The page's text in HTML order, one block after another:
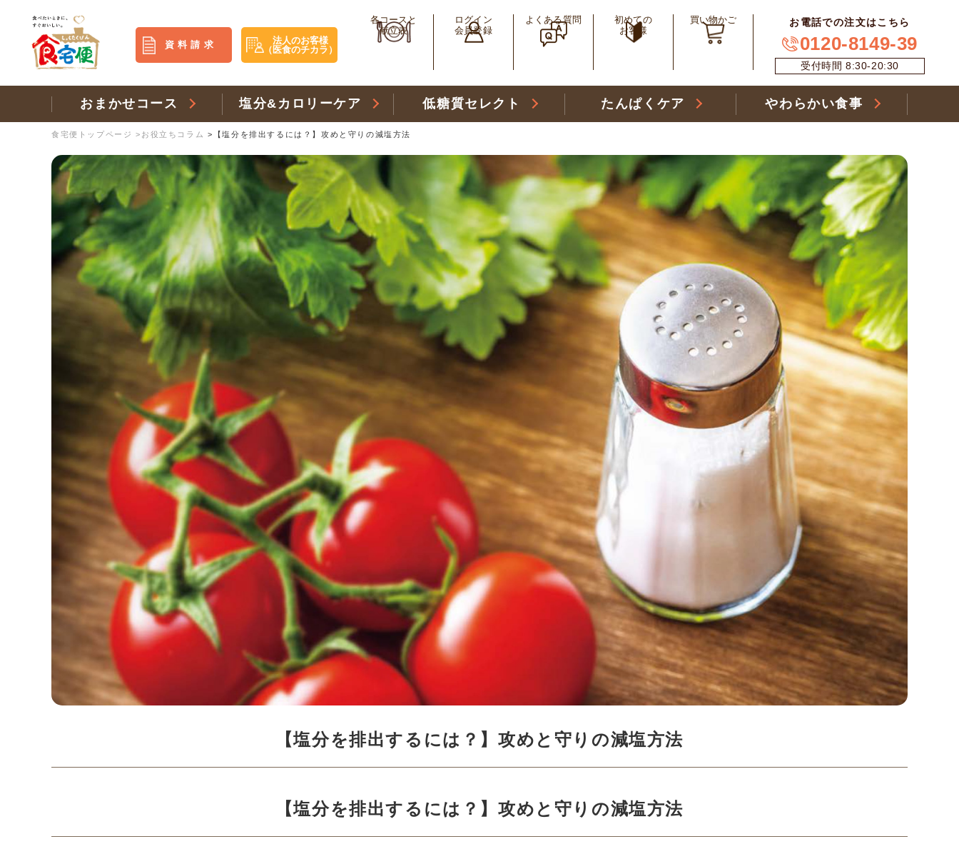
資料請求
法人のお客様
（医食のチカラ）
各コースと
献立表
ログイン
会員登録
よくある質問
初めての
お客様
買い物かご お電話での注文はこちら
0120-8149-39
受付時間 8:30-20:30
おまかせコース 塩分&カロリーケア 低糖質セレクト たんぱくケア やわらかい食事
食宅便トップページ > お役立ちコラム > 【塩分を排出するには？】攻めと守りの減塩方法
【塩分を排出するには？】攻めと守りの減塩方法
【塩分を排出するには？】攻めと守りの減塩方法